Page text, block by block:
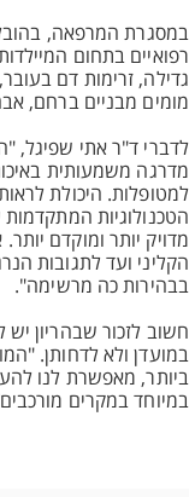
במסגרת המרפאה,
רפואיים בתחום
גדילה, זרימות דם
מומים מבניים ברחם,
לדברי ד"ר אתי שפיגל,
מדרגה משמעותית
למטופלות. היכולת
הטכנולוגיות
מדויק יותר ומוקדם
הקליני ועד לתגובות
בבהירות כה מרשימה".
חשוב לזכור שבהריון
במועדן ולא לדחותן.
ביותר, מאפשרת לנו
במיוחד במקרים